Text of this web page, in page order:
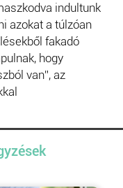
indultunk
azokat a túlzóan
fakadó
hogy
van”, az